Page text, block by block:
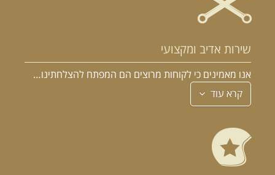
שירות אדיב ומקצועי
אנו מאמינים כי לקוחות מרוצים הם המפתח להצלחתינו…
קרא עוד